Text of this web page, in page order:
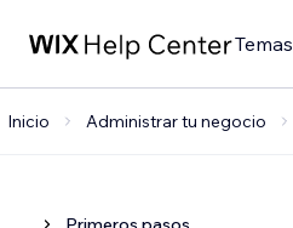
Temas
Inicio Administrar tu negocio